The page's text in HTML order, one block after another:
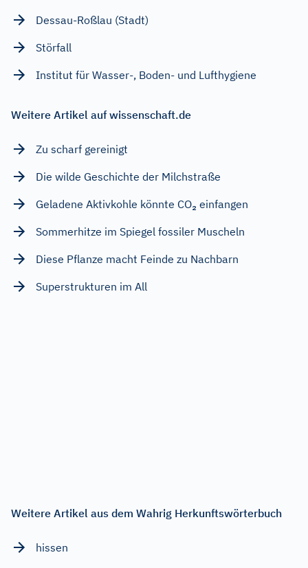
Dessau-Roßlau (Stadt)
Störfall
Institut für Wasser-, Boden- und Lufthygiene
Weitere Artikel auf wissenschaft.de
Zu scharf gereinigt
Die wilde Geschichte der Milchstraße
Geladene Aktivkohle könnte CO₂ einfangen
Sommerhitze im Spiegel fossiler Muscheln
Diese Pflanze macht Feinde zu Nachbarn
Superstrukturen im All
Weitere Artikel aus dem Wahrig Herkunftswörterbuch
hissen